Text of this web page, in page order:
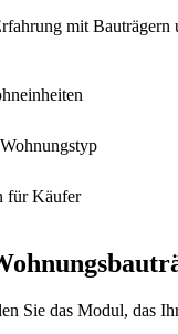
mit
für Käufer
Sie das Modul, das